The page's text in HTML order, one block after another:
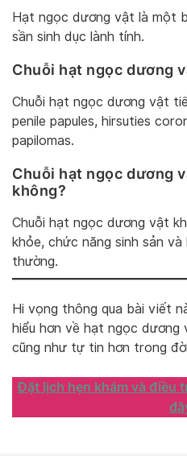
Hạt ngọc dương vật là một
sần sinh dục lành tính.
Chuỗi hạt ngọc dương
Chuỗi hạt ngọc dương vật
penile papules, hirsuties
papilomas.
Chuỗi hạt ngọc dương
không?
Chuỗi hạt ngọc dương vật
khỏe, chức năng sinh sản
thường.
Hi vọng thông qua bài viết
hiểu hơn về hạt ngọc
cũng như tự tin hơn trong
Đặt lịch hẹn khám và điều